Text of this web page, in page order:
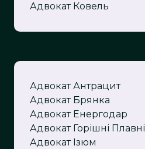
Адвокат Ковель
Адвокат Антрацит
Адвокат Брянка
Адвокат Енергодар
Адвокат Горішні Плавні
Адвокат Ізюм